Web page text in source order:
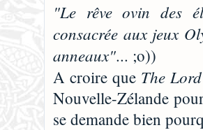
"Le rêve ovin des
consacrée aux jeux
anneaux"... ;o))
A croire que The
Nouvelle-Zélande
se demande bien